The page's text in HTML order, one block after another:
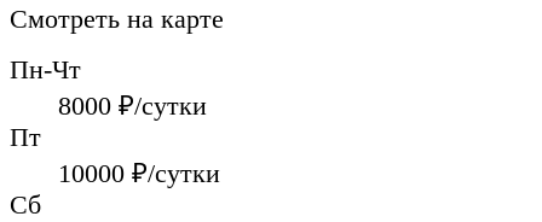
Смотреть на карте
Пн-Чт
8000 ₽/сутки
Пт
10000 ₽/сутки
Сб